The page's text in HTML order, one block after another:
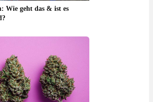
Wie geht das & ist es